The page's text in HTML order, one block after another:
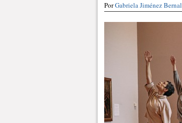
PorGabriela Jiménez Bernal